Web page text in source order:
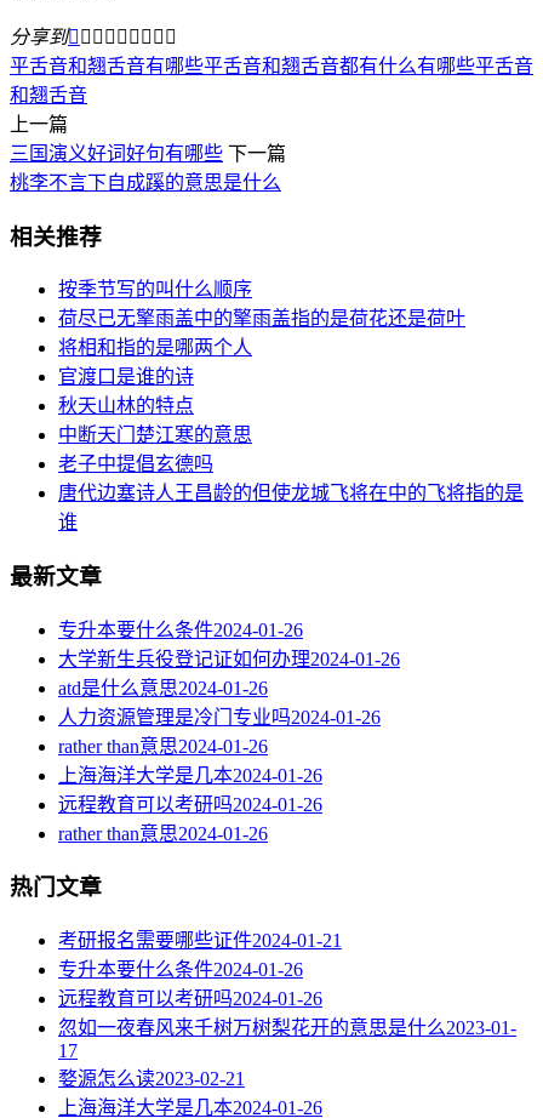
分享到        
平舌音和翘舌音有哪些平舌音和翘舌音都有什么有哪些平舌音
和翘舌音
上一篇
三国演义好词好句有哪些 下一篇
桃李不言下自成蹊的意思是什么
相关推荐
按季节写的叫什么顺序
荷尽已无擎雨盖中的擎雨盖指的是荷花还是荷叶
将相和指的是哪两个人
官渡口是谁的诗
秋天山林的特点
中断天门楚江寒的意思
老子中提倡玄德吗
唐代边塞诗人王昌龄的但使龙城飞将在中的飞将指的是
谁
最新文章
专升本要什么条件2024-01-26
大学新生兵役登记证如何办理2024-01-26
atd是什么意思2024-01-26
人力资源管理是冷门专业吗2024-01-26
rather than意思2024-01-26
上海海洋大学是几本2024-01-26
远程教育可以考研吗2024-01-26
rather than意思2024-01-26
热门文章
考研报名需要哪些证件2024-01-21
专升本要什么条件2024-01-26
远程教育可以考研吗2024-01-26
忽如一夜春风来千树万树梨花开的意思是什么2023-01-
17
婺源怎么读2023-02-21
上海海洋大学是几本2024-01-26